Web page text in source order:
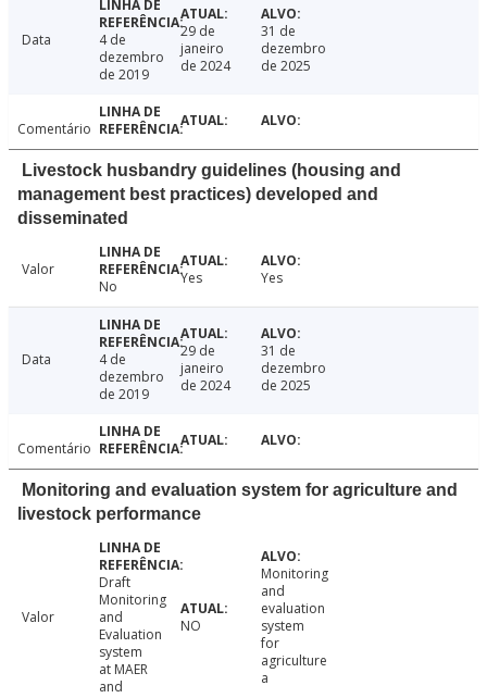
Data
4 de
dezembro
de 2019
29 de
janeiro
de 2024
31 de
dezembro
de 2025
Comentário
Livestock husbandry guidelines (housing and
management best practices) developed and
disseminated
Valor
No
Yes Yes
Data
4 de
dezembro
de 2019
29 de
janeiro
de 2024
31 de
dezembro
de 2025
Comentário
Monitoring and evaluation system for agriculture and
livestock performance
Valor
Draft
Monitoring
and
Evaluation
system
at MAER
and
NO
Monitoring
and
evaluation
system
for
agriculture
a